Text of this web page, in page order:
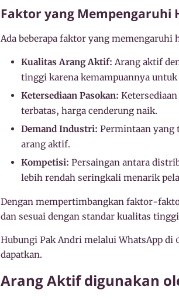
Faktor yang Mempengaruhi
Ada beberapa faktor yang memengaruhi
Kualitas Arang Aktif: Arang aktif
tinggi karena kemampuannya
Ketersediaan Pasokan:
terbatas, harga cenderung naik.
Demand Industri: Permintaan yang
arang aktif.
Kompetisi: Persaingan antara
lebih rendah seringkali menarik
Dengan mempertimbangkan faktor-
dan sesuai dengan standar kualitas
Hubungi Pak Andri melalui WhatsApp di
dapatkan.
Arang Aktif digunakan